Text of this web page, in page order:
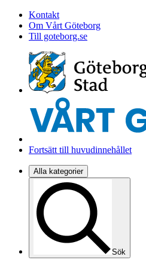
Kontakt
Om Vårt Göteborg
Till goteborg.se
Fortsätt till huvudinnehållet
Alla kategorier
Sök